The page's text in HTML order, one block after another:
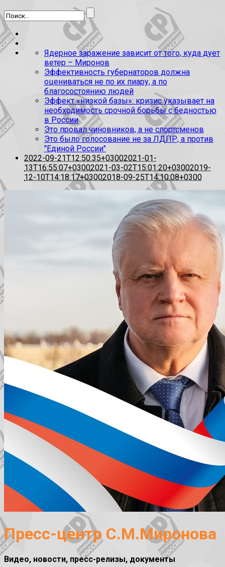
Ядерное заражение зависит от того, куда дует
ветер – Миронов
Эффективность губернаторов должна
оцениваться не по их пиару, а по
благосостоянию людей
Эффект «низкой базы»: кризис указывает на
необходимость срочной борьбы с бедностью
в России
Это провал чиновников, а не спортсменов
Это было голосование не за ЛДПР, а против
"Единой России"
2022-09-21T12:50:35+03002021-01-
13T16:55:07+03002021-03-02T15:01:20+03002019-
12-10T14:18:17+03002018-09-25T14:10:08+0300
Пресс-центр С.М.Миронова
Видео, новости, пресс-релизы, документы